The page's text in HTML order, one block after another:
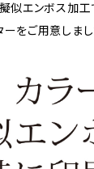
似エンボス加工
をご用意しま